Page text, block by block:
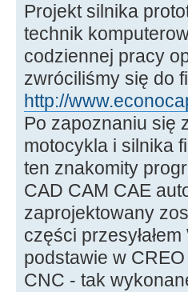
Projekt silnika
technik
codziennej pracy
zwróciliśmy się do
http://
Po zapoznaniu się
motocykla i silnika
ten znakomity
CAD CAM CAE
zaprojektowany
części
podstawie w
CNC - tak